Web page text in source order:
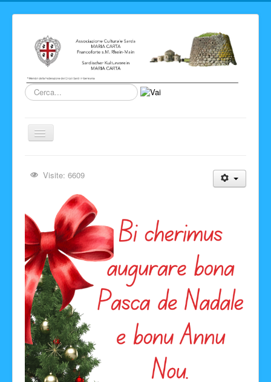
Cerca...
Cambia
Su di noi
Storia del Circolo
Sardegna
Info e link
Facebook
Visite: 6609